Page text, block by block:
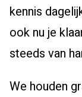
kennis
ook nu je
steeds van
We houden